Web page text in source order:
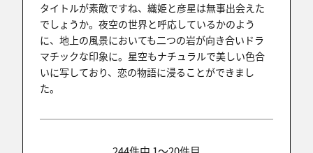
タイトルが素敵ですね、織姫と彦星は無事出会えた
でしょうか。夜空の世界と呼応しているかのよう
に、地上の風景においても二つの岩が向き合いドラ
マチックな印象に。星空もナチュラルで美しい色合
いに写しており、恋の物語に浸ることができまし
た。